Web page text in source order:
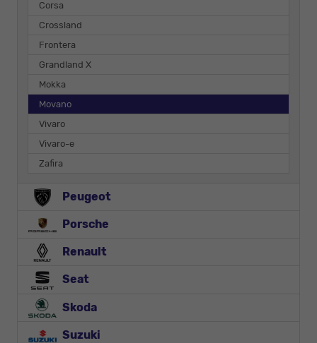
Corsa
Crossland
Frontera
Grandland X
Mokka
Movano
Vivaro
Vivaro-e
Zafira
Peugeot
Porsche
Renault
Seat
Skoda
Suzuki